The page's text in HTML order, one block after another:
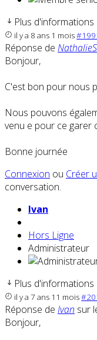
Plus d'informations
il y a 8 ans 1 mois
Réponse de
Bonjour,
C'est bon pour nous
Nous pouvons
venu e pour ce garer
Bonne journée
Connexion ou Créer
conversation.
Ivan
Hors Ligne
Administrateur
Plus d'informations
il y a 7 ans 11 mois
Réponse de Ivan sur
Bonjour,